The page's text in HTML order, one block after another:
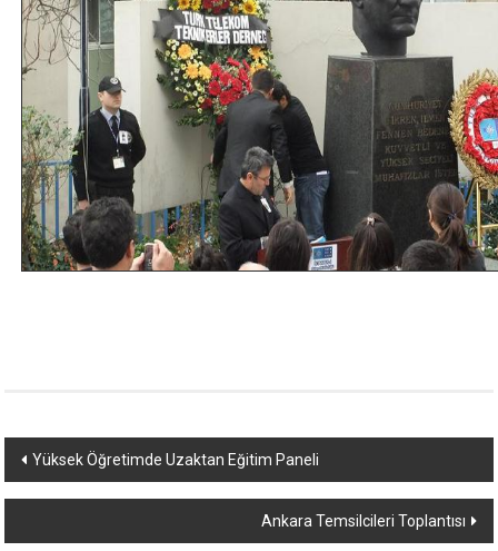
Yazı
dolaşımı
Yüksek Öğretimde Uzaktan Eğitim Paneli
Ankara Temsilcileri Toplantısı